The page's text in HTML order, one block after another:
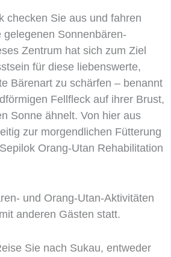
checken Sie aus und fahren
Sonnenbären-
Zentrum hat sich zum Ziel
für diese liebenswerte,
Bärenart zu schärfen – benannt
Fellfleck auf ihrer Brust,
Sonne ähnelt. Von hier aus
zur morgendlichen Fütterung
Orang-Utan Rehabilitation
und Orang-Utan-Aktivitäten
anderen Gästen statt.
Sie nach Sukau, entweder